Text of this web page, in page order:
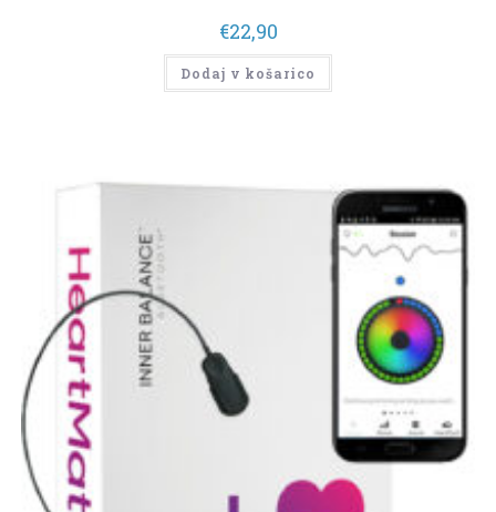
€22,90
Dodaj v košarico